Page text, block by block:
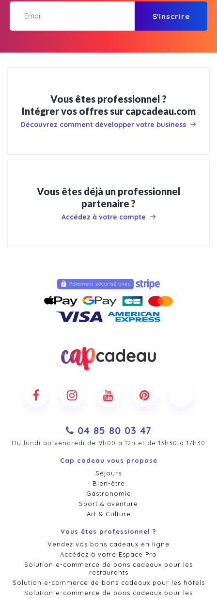
S'inscrire
Vous êtes professionnel ?
Intégrer vos offres sur capcadeau.com
Découvrez comment développer votre business
Vous êtes déjà un professionnel
partenaire ?
Accédez à votre compte
04 85 80 03 47
Du lundi au vendredi de 9h00 à 12h et de 13h30 à 17h30
Cap cadeau vous propose
Séjours
Bien-être
Gastronomie
Sport & aventure
Art & Culture
Vous êtes professionnel ?
Vendez vos bons cadeaux en ligne
Accédez à votre Espace Pro
Solution e-commerce de bons cadeaux pour les
restaurants
Solution e-commerce de bons cadeaux pour les hôtels
Solution e-commerce de bons cadeaux pour les